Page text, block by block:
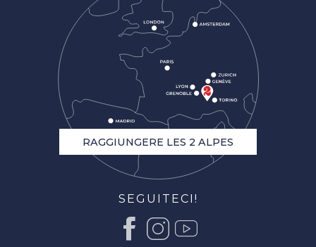
RAGGIUNGERE LES 2 ALPES
SEGUITECI!